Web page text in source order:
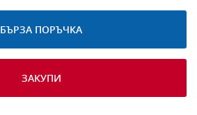
БЪРЗА ПОРЪЧКА
ЗАКУПИ